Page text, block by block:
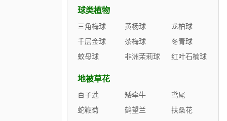
球类植物
三角梅球 黄杨球
龙柏球
千层金球
茶梅球
冬青球
蚊母球
非洲茉莉球 红叶石楠球
地被草花
百子莲 矮牵牛
鸢尾
蛇鞭菊
鹤望兰
扶桑花